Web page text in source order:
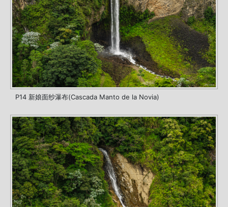
P14 新娘面纱瀑布(Cascada Manto de la Novia)